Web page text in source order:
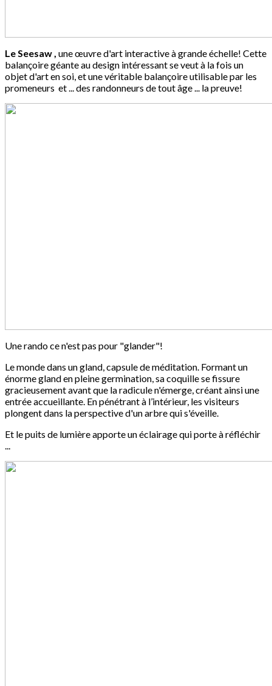
Le Seesaw , une œuvre d'art interactive à grande échelle! Cette
balançoire géante au design intéressant se veut à la fois un
objet d'art en soi, et une véritable balançoire utilisable par les
promeneurs et ... des randonneurs de tout âge ... la preuve!
Une rando ce n'est pas pour "glander"!
Le monde dans un gland, capsule de méditation. Formant un
énorme gland en pleine germination, sa coquille se fissure
gracieusement avant que la radicule n'émerge, créant ainsi une
entrée accueillante. En pénétrant à l’intérieur, les visiteurs
plongent dans la perspective d'un arbre qui s'éveille.
Et le puits de lumière apporte un éclairage qui porte à réfléchir
...